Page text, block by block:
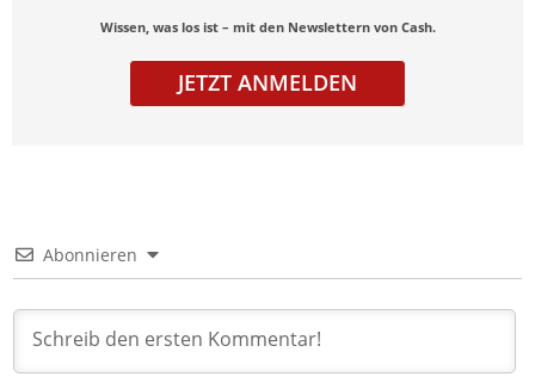
Wissen, was los ist – mit den Newslettern von Cash.
JETZT ANMELDEN
Abonnieren